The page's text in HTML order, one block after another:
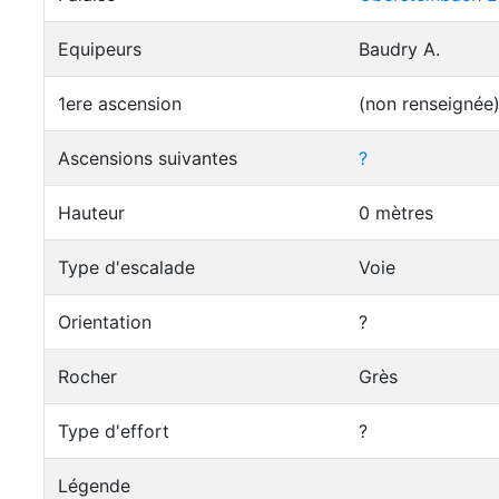
Equipeurs Baudry A.
1ere ascension (non renseignée)
Ascensions suivantes ?
Hauteur 0 mètres
Type d'escalade Voie
Orientation ?
Rocher Grès
Type d'effort ?
Légende